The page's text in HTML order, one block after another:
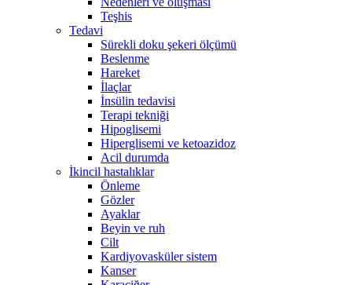
Teşhis
Tedavi
Sürekli doku şekeri ölçümü
Beslenme
Hareket
İlaçlar
İnsülin tedavisi
Terapi tekniği
Hipoglisemi
Hiperglisemi ve ketoazidoz
Acil durumda
İkincil hastalıklar
Önleme
Gözler
Ayaklar
Beyin ve ruh
Cilt
Kardiyovasküler sistem
Kanser